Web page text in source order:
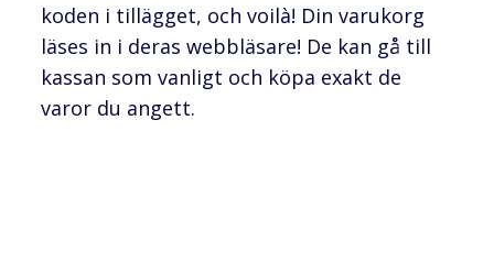
koden i tillägget, och voilà! Din varukorg
läses in i deras webbläsare! De kan gå till
kassan som vanligt och köpa exakt de
varor du angett.